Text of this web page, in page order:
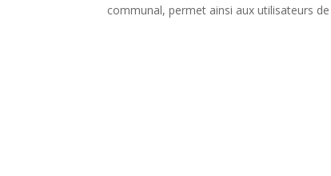
communal, permet ainsi aux utilisateurs